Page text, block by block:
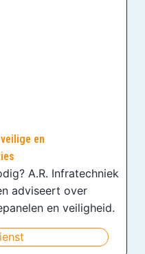
en
A.R. Infratechniek
adviseert over
en veiligheid.